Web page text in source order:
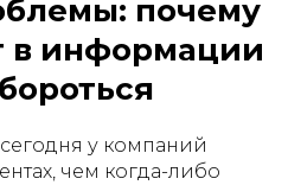
почему
в информации
у компаний
чем когда-либо